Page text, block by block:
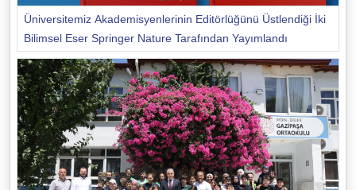
Üniversitemiz Akademisyenlerinin Editörlüğünü Üstlendiği İki
Bilimsel Eser Springer Nature Tarafından Yayımlandı